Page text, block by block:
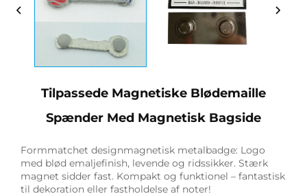
Tilpassede Magnetiske Blødemaille
Spænder Med Magnetisk Bagside
Formmatchet designmagnetisk metalbadge: Logo
med blød emaljefinish, levende og ridssikker. Stærk
magnet sidder fast. Kompakt og funktionel – fantastisk
til dekoration eller fastholdelse af noter!